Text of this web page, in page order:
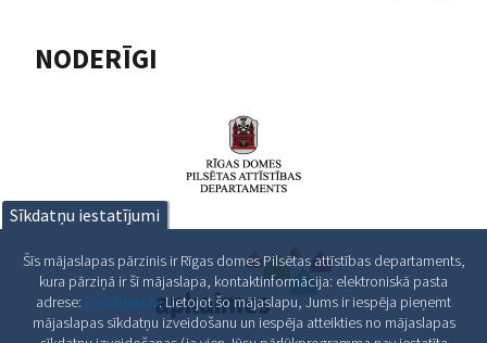
NODERĪGI
Sīkdatņu iestatījumi
Šīs mājaslapas pārzinis ir Rīgas domes Pilsētas attīstības departaments,
kura pārziņā ir šī mājaslapa, kontaktinformācija: elektroniskā pasta
adrese: pad@riga.lv. Lietojot šo mājaslapu, Jums ir iespēja pieņemt
mājaslapas sīkdatņu izveidošanu un iespēja atteikties no mājaslapas